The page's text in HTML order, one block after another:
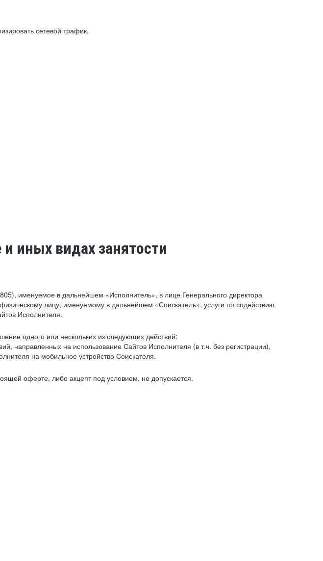
сетевой трафик.
иных видах занятости
именуемое в дальнейшем «Исполнитель», в лице Генерального директора
лицу, именуемому в дальнейшем «Соискатель», услуги по содействию
Исполнителя.
одного или нескольких из следующих действий:
направленных на использование Сайтов Исполнителя (в т.ч. без регистрации),
на мобильное устройство Соискателя.
оферте, либо акцепт под условием, не допускается.